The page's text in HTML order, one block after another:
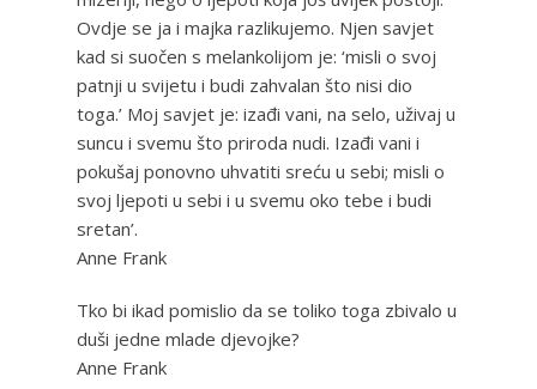
Ovdje se ja i majka razlikujemo. Njen savjet
kad si suočen s melankolijom je: ‘misli o svoj
patnji u svijetu i budi zahvalan što nisi dio
toga.’ Moj savjet je: izađi vani, na selo, uživaj u
suncu i svemu što priroda nudi. Izađi vani i
pokušaj ponovno uhvatiti sreću u sebi; misli o
svoj ljepoti u sebi i u svemu oko tebe i budi
sretan’.
Anne Frank
Tko bi ikad pomislio da se toliko toga zbivalo u
duši jedne mlade djevojke?
Anne Frank